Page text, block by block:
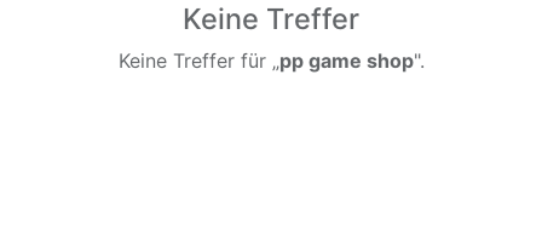
Keine Treffer
Keine Treffer für „pp game shop".